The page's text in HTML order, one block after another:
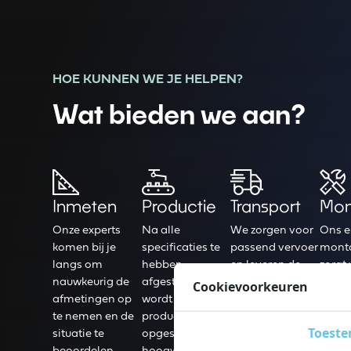
HOE KUNNEN WE JE HELPEN?
Wat bieden we aan?
Inmeten
Onze experts
komen bij je
langs om
nauwkeurig de
afmetingen op
te nemen en de
situatie te
Productie
Na alle
specificaties te
hebben
afgestemd,
wordt de
productie
opgestart, met
Transport
We zorgen voor
passend vervoer
en leveren de
bestelling af op
Ons
zorgt
Cookievoorkeuren